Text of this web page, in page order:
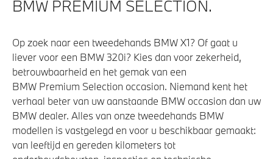
Steptronic transmissie met schakelpaddles aan het
xDrive - Vierwielaandrijving
Veiligheid
Isofix bevestiging passagierstoel voor
BMW PREMIUM SELECTION.
Op zoek naar een tweedehands BMW X1? Of gaat u
liever voor een BMW 320i? Kies dan voor zekerheid,
betrouwbaarheid en het gemak van een
BMW Premium Selection occasion. Niemand kent het
verhaal beter van uw aanstaande BMW occasion dan uw
BMW dealer. Alles van onze tweedehands BMW
modellen is vastgelegd en voor u beschikbaar gemaakt:
van leeftijd en gereden kilometers tot